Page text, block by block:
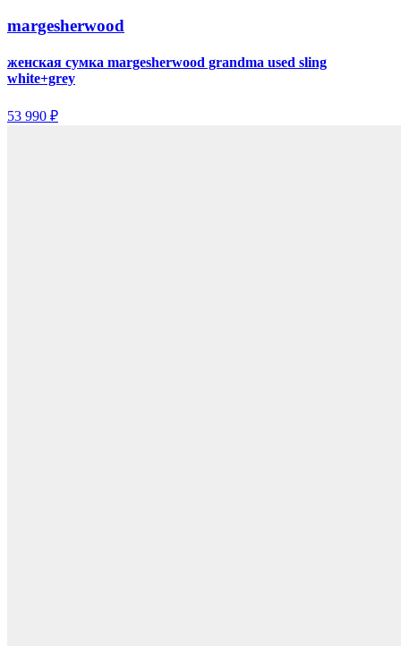
margesherwood
женская сумка margesherwood grandma used sling
white+grey
53 990 ₽